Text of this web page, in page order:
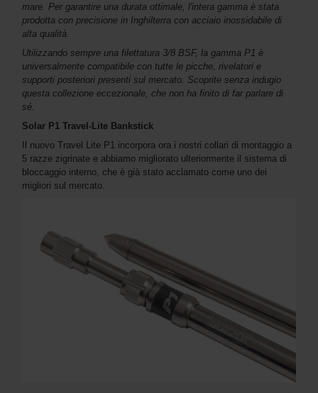
mare. Per garantire una durata ottimale, l'intera gamma è stata
prodotta con precisione in Inghilterra con acciaio inossidabile di
alta qualità.
Utilizzando sempre una filettatura 3/8 BSF, la gamma P1 è
universalmente compatibile con tutte le picche, rivelatori e
supporti posteriori presenti sul mercato. Scoprite senza indugio
questa collezione eccezionale, che non ha finito di far parlare di
sé.
Solar P1 Travel-Lite Bankstick
Il nuovo Travel Lite P1 incorpora ora i nostri collari di montaggio a
5 razze zigrinate e abbiamo migliorato ulteriormente il sistema di
bloccaggio interno, che è già stato acclamato come uno dei
migliori sul mercato.